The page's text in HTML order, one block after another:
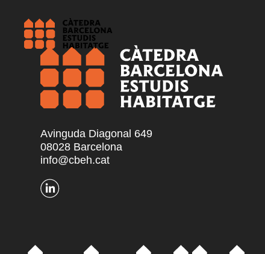
Avinguda Diagonal 649
08028 Barcelona
info@cbeh.cat